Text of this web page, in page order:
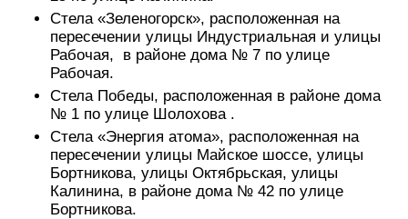
Стела «Зеленогорск», расположенная на
пересечении улицы Индустриальная и улицы
Рабочая, в районе дома № 7 по улице
Рабочая.
Стела Победы, расположенная в районе дома
№ 1 по улице Шолохова .
Стела «Энергия атома», расположенная на
пересечении улицы Майское шоссе, улицы
Бортникова, улицы Октябрьская, улицы
Калинина, в районе дома № 42 по улице
Бортникова.